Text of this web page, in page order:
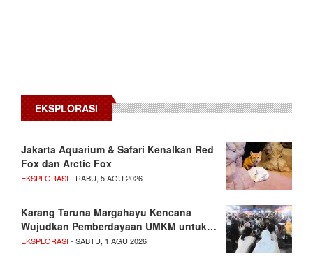
EKSPLORASI
Jakarta Aquarium & Safari Kenalkan Red
Fox dan Arctic Fox
EKSPLORASI- RABU, 5 AGU 2026
Karang Taruna Margahayu Kencana
Wujudkan Pemberdayaan UMKM untuk…
EKSPLORASI- SABTU, 1 AGU 2026